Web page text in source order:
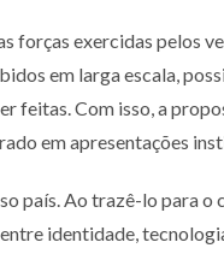
forças exercidas pelos
em larga escala,
feitas. Com isso, a
em apresentações
país. Ao trazê-lo para o
entre identidade,